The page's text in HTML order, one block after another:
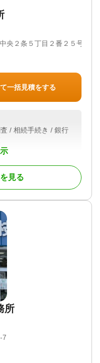
央２条５丁目２番２５号 六
一括見積をする
/ 相続手続き / 銀行
見る
所
7